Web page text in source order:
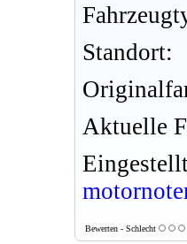
Standort:
Aktuelle
Bewerten - Schlecht